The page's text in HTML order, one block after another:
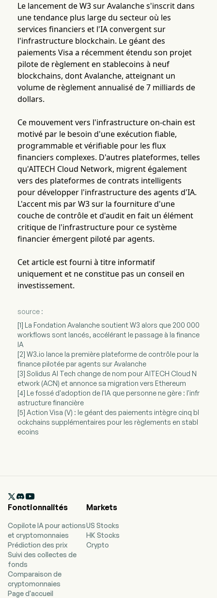
Le lancement de W3 sur Avalanche s'inscrit dans
une tendance plus large du secteur où les
services financiers et l'IA convergent sur
l'infrastructure blockchain. Le géant des
paiements Visa a récemment étendu son projet
pilote de règlement en stablecoins à neuf
blockchains, dont Avalanche, atteignant un
volume de règlement annualisé de 7 milliards de
dollars.
Ce mouvement vers l'infrastructure on-chain est
motivé par le besoin d'une exécution fiable,
programmable et vérifiable pour les flux
financiers complexes. D'autres plateformes, telles
qu'AITECH Cloud Network, migrent également
vers des plateformes de contrats intelligents
pour développer l'infrastructure des agents d'IA.
L'accent mis par W3 sur la fourniture d'une
couche de contrôle et d'audit en fait un élément
critique de l'infrastructure pour ce système
financier émergent piloté par agents.
Cet article est fourni à titre informatif
uniquement et ne constitue pas un conseil en
investissement.
source :
[1] La Fondation Avalanche soutient W3 alors que 200 000
workflows sont lancés, accélérant le passage à la finance
IA
[2] W3.io lance la première plateforme de contrôle pour la
finance pilotée par agents sur Avalanche
[3] Solidus AI Tech change de nom pour AITECH Cloud N
etwork (ACN) et annonce sa migration vers Ethereum
[4] Le fossé d'adoption de l'IA que personne ne gère : l'infr
astructure financière
[5] Action Visa (V) : le géant des paiements intègre cinq bl
ockchains supplémentaires pour les règlements en stabl
ecoins

Fonctionnalités
Copilote IA pour actions
et cryptomonnaies
Prédiction des prix
Suivi des collectes de
fonds
Comparaison de
cryptomonnaies
Page d'accueil
Markets
US Stocks
HK Stocks
Crypto